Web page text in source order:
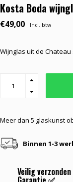
Kosta Boda
€49,00 Incl. btw
Wijnglas uit de
Meer dan 5 glaskunst
Binnen 1-3
Veilig